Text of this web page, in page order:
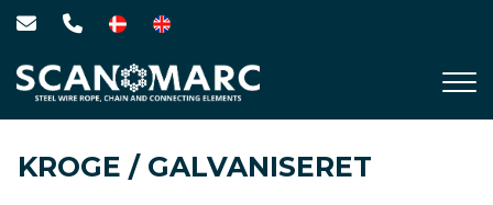
Gå
hovedindhold
KROGE / GALVANISERET